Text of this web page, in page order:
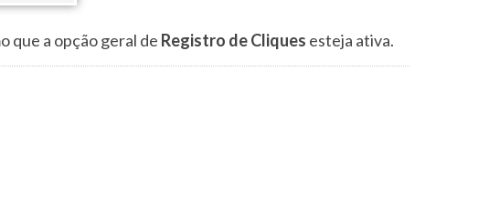
que a opção geral de Registro de Cliques esteja ativa.